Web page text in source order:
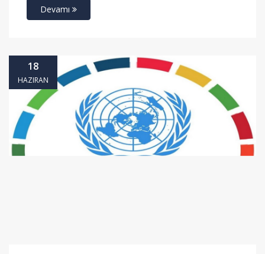
Devamı
18
HAZIRAN